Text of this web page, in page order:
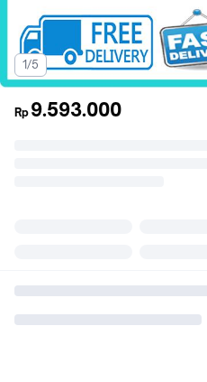
1/5
Rp 9.593.000